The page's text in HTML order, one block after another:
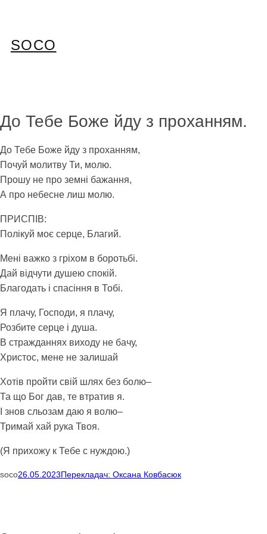
SOCO
До Тебе Боже йду з проханням.
До Тебе Боже йду з проханням,
Почуй молитву Ти, молю.
Прошу не про земні бажання,
А про небесне лиш молю.
ПРИСПІВ:
Полікуй моє серце, Благий.
Мені важко з гріхом в боротьбі.
Дай відчути душею спокій.
Благодать і спасіння в Тобі.
Я плачу, Господи, я плачу,
Розбите серце і душа.
В стражданнях виходу не бачу,
Христос, мене не залишай
Хотів пройти свій шлях без болю–
Та що Бог дав, те втратив я.
І знов сльозам даю я волю–
Тримай хай рука Твоя.
(Я прихожу к Тебе с нуждою.)
soco26.05.2023Перекладач: Оксана Ковбасюк